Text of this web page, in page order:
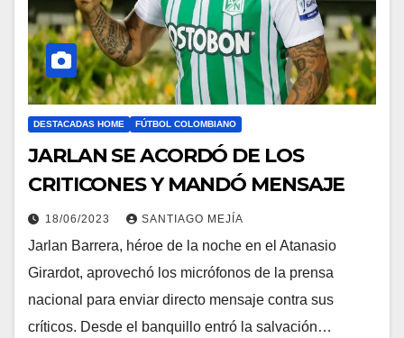
DESTACADAS HOME FÚTBOL COLOMBIANO
JARLAN SE ACORDÓ DE LOS
CRITICONES Y MANDÓ MENSAJE
18/06/2023 SANTIAGO MEJÍA
Jarlan Barrera, héroe de la noche en el Atanasio
Girardot, aprovechó los micrófonos de la prensa
nacional para enviar directo mensaje contra sus
críticos. Desde el banquillo entró la salvación…